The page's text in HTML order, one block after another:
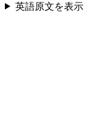
英語原文を表示